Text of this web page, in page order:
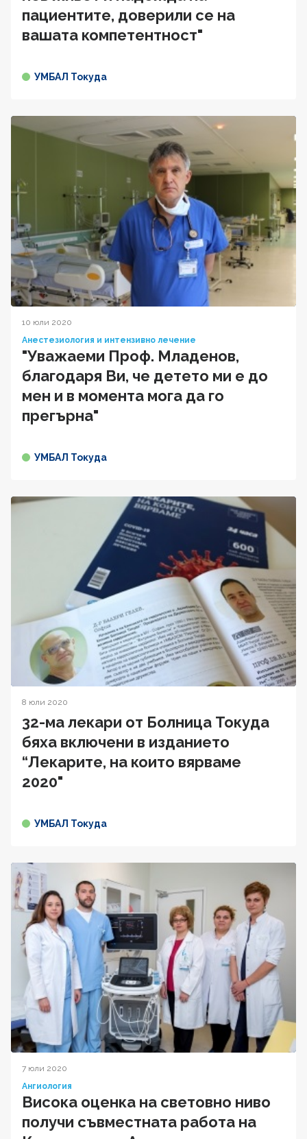
пациентите, доверили се на
вашата компетентност"
УМБАЛ Токуда
10 юли 2020
Анестезиология и интензивно лечение
"Уважаеми Проф. Младенов,
благодаря Ви, че детето ми е до
мен и в момента мога да го
прегърна"
УМБАЛ Токуда
8 юли 2020
32-ма лекари от Болница Токуда
бяха включени в изданието
“Лекарите, на които вярваме
2020"
УМБАЛ Токуда
7 юли 2020
Ангиология
Висока оценка на световно ниво
получи съвместната работа на